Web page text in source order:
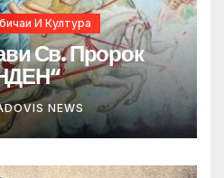
И Култура
Св. Пророк
NEWS